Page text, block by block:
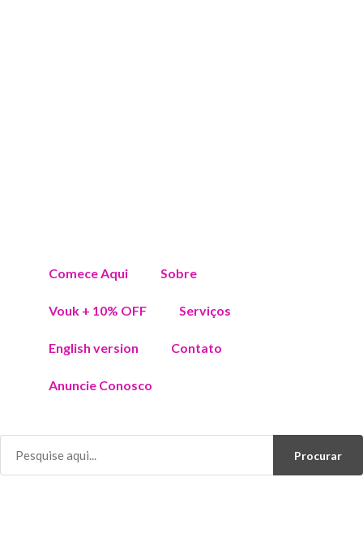
Comece Aqui Sobre
Vouk + 10% OFF Serviços
English version Contato
Anuncie Conosco
Procurar